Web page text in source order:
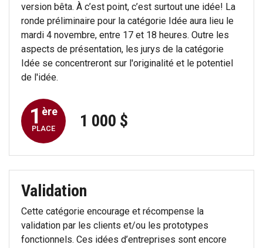
version bêta. À c’est point, c’est surtout une idée! La
ronde préliminaire pour la catégorie Idée aura lieu le
mardi 4 novembre, entre 17 et 18 heures. Outre les
aspects de présentation, les jurys de la catégorie
Idée se concentreront sur l'originalité et le potentiel
de l'idée.
1 ère
PLACE 1 000 $
Validation
Cette catégorie encourage et récompense la
validation par les clients et/ou les prototypes
fonctionnels. Ces idées d’entreprises sont encore